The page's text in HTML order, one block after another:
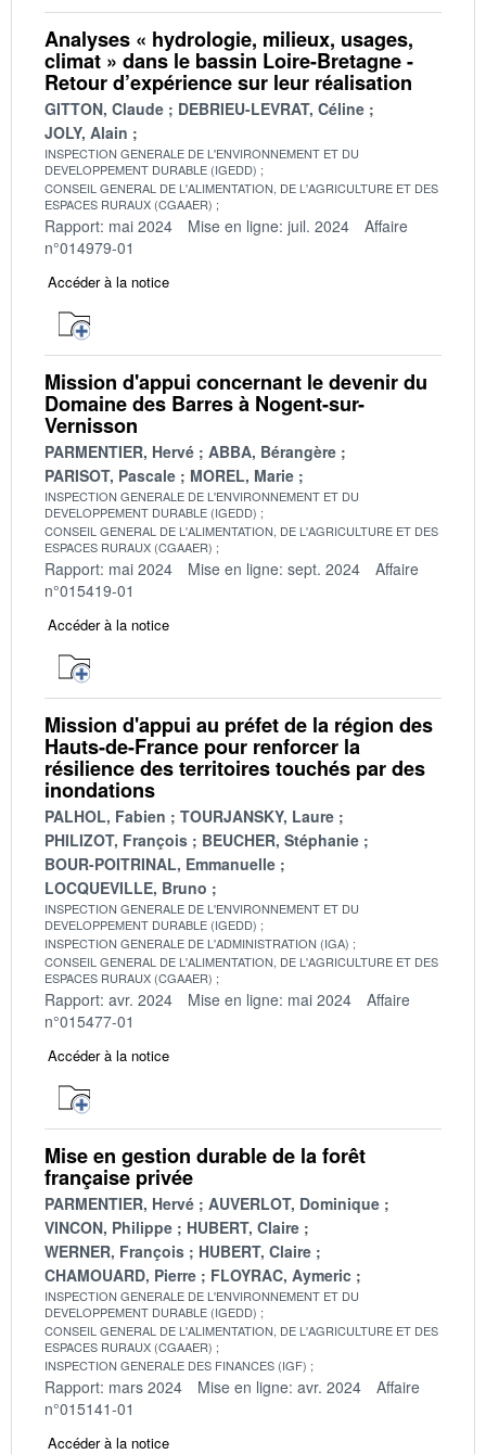
Analyses « hydrologie, milieux, usages,
climat » dans le bassin Loire-Bretagne -
Retour d’expérience sur leur réalisation
GITTON, Claude
DEBRIEU-LEVRAT, Céline
JOLY, Alain
INSPECTION GENERALE DE L'ENVIRONNEMENT ET DU
DEVELOPPEMENT DURABLE (IGEDD)
CONSEIL GENERAL DE L'ALIMENTATION, DE L'AGRICULTURE ET DES
ESPACES RURAUX (CGAAER)
Rapport: mai 2024 Mise en ligne: juil. 2024
Affaire
n°014979-01
Accéder à la notice
Mission d'appui concernant le devenir du
Domaine des Barres à Nogent-sur-
Vernisson
PARMENTIER, Hervé
ABBA, Bérangère
PARISOT, Pascale
MOREL, Marie
INSPECTION GENERALE DE L'ENVIRONNEMENT ET DU
DEVELOPPEMENT DURABLE (IGEDD)
CONSEIL GENERAL DE L'ALIMENTATION, DE L'AGRICULTURE ET DES
ESPACES RURAUX (CGAAER)
Rapport: mai 2024 Mise en ligne: sept. 2024
Affaire
n°015419-01
Accéder à la notice
Mission d'appui au préfet de la région des
Hauts-de-France pour renforcer la
résilience des territoires touchés par des
inondations
PALHOL, Fabien
TOURJANSKY, Laure
PHILIZOT, François
BEUCHER, Stéphanie
BOUR-POITRINAL, Emmanuelle
LOCQUEVILLE, Bruno
INSPECTION GENERALE DE L'ENVIRONNEMENT ET DU
DEVELOPPEMENT DURABLE (IGEDD)
INSPECTION GENERALE DE L'ADMINISTRATION (IGA)
CONSEIL GENERAL DE L'ALIMENTATION, DE L'AGRICULTURE ET DES
ESPACES RURAUX (CGAAER)
Rapport: avr. 2024 Mise en ligne: mai 2024
Affaire
n°015477-01
Accéder à la notice
Mise en gestion durable de la forêt
française privée
PARMENTIER, Hervé
AUVERLOT, Dominique
VINCON, Philippe
HUBERT, Claire
WERNER, François
HUBERT, Claire
CHAMOUARD, Pierre
FLOYRAC, Aymeric
INSPECTION GENERALE DE L'ENVIRONNEMENT ET DU
DEVELOPPEMENT DURABLE (IGEDD)
CONSEIL GENERAL DE L'ALIMENTATION, DE L'AGRICULTURE ET DES
ESPACES RURAUX (CGAAER)
INSPECTION GENERALE DES FINANCES (IGF)
Rapport: mars 2024 Mise en ligne: avr. 2024
Affaire
n°015141-01
Accéder à la notice